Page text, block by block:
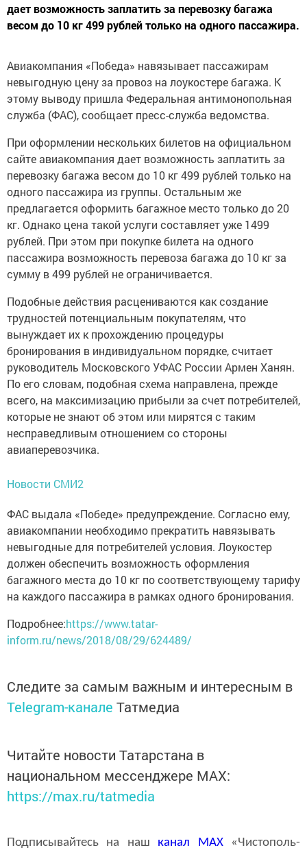
дает возможность заплатить за перевозку багажа
весом до 10 кг 499 рублей только на одного пассажира.
Авиакомпания «Победа» навязывает пассажирам
невыгодную цену за провоз на лоукостере багажа. К
этому выводу пришла Федеральная антимонопольная
служба (ФАС), сообщает пресс-служба ведомства.
При оформлении нескольких билетов на официальном
сайте авиакомпания дает возможность заплатить за
перевозку багажа весом до 10 кг 499 рублей только на
одного пассажира из группы. Остальным же
предлагается оформить багажное место только до 20
кг. Однако цена такой услуги составляет уже 1499
рублей. При этом при покупке билета на одного
пассажира возможность перевоза багажа до 10 кг за
сумму в 499 рублей не ограничивается.
Подобные действия расцениваются как создание
трудностей потенциальным покупателям, что
вынуждает их к прохождению процедуры
бронирования в индивидуальном порядке, считает
руководитель Московского УФАС России Армен Ханян.
По его словам, подобная схема направлена, прежде
всего, на максимизацию прибыли за счет потребителей,
которые не знают об этом или мирятся с таким
несправедливым отношением со стороны
авиаперевозчика.
Новости СМИ2
ФАС выдала «Победе» предупреждение. Согласно ему,
авиакомпании необходимо прекратить навязывать
невыгодные для потребителей условия. Лоукостер
должен обеспечить возможность оформления
багажного места до 10 кг по соответствующему тарифу
на каждого пассажира в рамках одного бронирования.
Подробнее:https://www.tatar-
inform.ru/news/2018/08/29/624489/
Следите за самым важным и интересным в
Telegram-канале Татмедиа
Читайте новости Татарстана в
национальном мессенджере MАХ:
https://max.ru/tatmedia
Подписывайтесь на наш канал MAX«Чистополь-